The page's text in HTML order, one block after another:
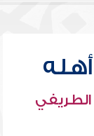
الطريفي